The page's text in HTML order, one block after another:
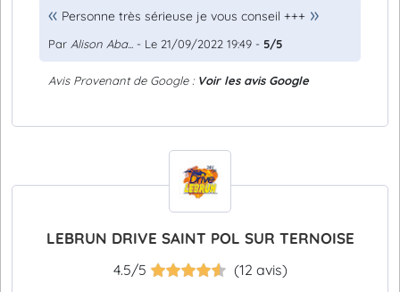
Personne très sérieuse je vous conseil +++
Par Alison Aba... - Le 21/09/2022 19:49 - 5/5
Avis Provenant de Google : Voir les avis Google
LEBRUN DRIVE SAINT POL SUR TERNOISE
4.5/5 (12 avis)